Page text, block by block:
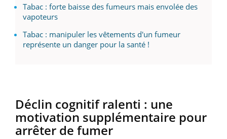
Tabac : forte baisse des fumeurs mais envolée des
vapoteurs
Tabac : manipuler les vêtements d'un fumeur
représente un danger pour la santé !
Déclin cognitif ralenti : une
motivation supplémentaire pour
arrêter de fumer